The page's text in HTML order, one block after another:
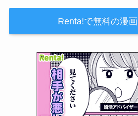
Renta!で無料の漫